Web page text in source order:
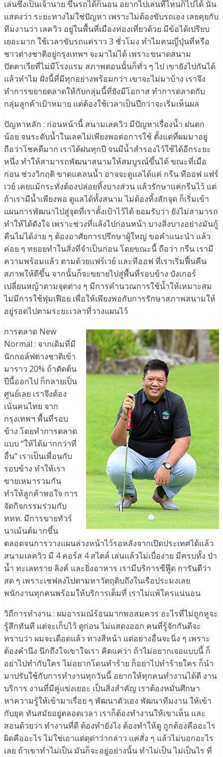
เล่นซึ่งเป็นเจ้านาย ขึ้นรถได้ก็นอน อยากไปเล่นที่ไหนก็ไปได้ นั่น
แสดงว่า ระยะทางไม่ใช่ปัญหา เพราะไม่ต้องขับรถเอง เลยคุยกับ
ทีมงานว่า เลควิว อยู่ในพื้นที่เมืองท่องเที่ยวด้วย มีข้อได้เปรียบ
เยอะมาก ใช้เวลาขับรถแค่ราว 3 ชั่วโมง ทำไมคนญี่ปุ่นที่หรือ
ชาวต่างชาติอยู่กรุงเทพฯ จะมาไม่ได้ เพราะขนาดสนาม
ปัตตาเวียที่ไม่มีโรงแรม สภาพตอนนั้นก็ทั่ว ๆ ไป เขายังไปกันได้
แล้วทำไม ฝั่งนี้ที่มีทุกอย่างพร้อมกว่า เขาจะไม่มาบ้าง เราจึง
ทำการขยายตลาดให้กับกลุ่มนี้ที่ยังมีโอกาส ทำการตลาดกับ
กลุ่มลูกค้าเป้าหมาย แต่ต้องใช้เวลาเป็นปีกว่าจะเริ่มเห็นผล
ปัญหาหลัก : ก่อนหน้านี้ สนามเลควิว มีปัญหาเรื่องน้ำ ฝนตก
น้อย จนระดับน้ำในเลคไม่เพียงพอต่อการใช้ ตั้งแต่ที่ผมมาอยู่
ถือว่าโชคดีมาก เราได้ฝนทุกปี จนมีน้ำสำรองไว้ใช้ได้อีกระยะ
หนึ่ง ทำให้สามารถพัฒนาสนามให้สมบูรณ์ขึ้นได้ ขณะที่เมื่อ
ก่อน ช่วงวิกฤติ ขาดแคลนน้ำ อาจจะดูแลได้แค่ กรีน ทีออฟ แฟร์
เวย์ เคยแม้กระทั่งต้องปล่อยทิ้งบางส่วน แล้วรักษาแค่กรีนไว้ แต่
ถ้าเรามีน้ำเพียงพอ ดูแลได้ทั้งสนาม ไม่ต้องทิ้งสักจุด ก็เริ่มเข้า
แผนการพัฒนาไปสู่จุดที่เราตั้งเป้าไว้ได้ ยอมรับว่า ยังไม่สามารถ
ทำให้ได้ดังใจ เพราะช่วงที่แล้งไปก่อนหน้า บางสิ่งบางอย่างมันกู้
คืนไม่ได้ง่าย ๆ ต้องอาศัยการปรึกษาผู้ใหญ่ ขอคำแนะนำ แล้ว
ค่อย ๆ ทยอยทำในสิ่งที่จำเป็นก่อน โดยขณะนี้ ถือว่า กรีน เรามี
ความพร้อมแล้ว ตามด้วยแฟร์เวย์ และทีออฟ ที่เราเริ่มฟื้นคืน
สภาพให้ดีขึ้น จากนั้นก็จะขยายไปสู่พื้นที่รอบข้าง บังเกอร์
เปลี่ยนหญ้าตามจุดต่าง ๆ มีการคำนวณการใช้น้ำให้เหมาะสม
ไม่มีการใช้ฟุ่มเฟือย เพื่อให้เพียงพอกับการรักษาสภาพสนามให้
อยู่รอดไปตามระยะเวลาที่วางแผนไว้
การตลาด New
Normal : จากเดิมที่มี
นักกอล์ฟต่างชาติเข้า
มาราว 20% ถ้าตัดต้น
ปีนี้ออกไป ก็กลายเป็น
ศูนย์เลย เราจึงต้อง
เน้นคนไทย จาก
กรุงเทพฯ พื้นที่รอบ
ข้าง โดยทำการตลาด
แบบ “ให้ได้มากกว่าที่
อื่น” เราเป็นเพื่อนกับ
รอบข้าง ทำให้เรา
ขายเหมารวมกัน
ทำให้ลูกค้าพอใจ การ
จัดกิจกรรมร่วมกับ
ททท. มีการขายทัวร์
นาเม้นต์มากขึ้น
ตลอดจนการวางแผนล่วงหน้าไว้รอหลังจากเปิดประเทศได้แล้ว
สนามเลควิว มี 4 คอร์ส 4 สไตล์ เล่นแล้วไม่เบื่อง่าย มีครบทั้ง ป่า
น้ำ ทะเลทราย ลิงค์ และยิ่งอาหาร เรามีบริการซีฟู๊ด การันตีว่า
สด ๆ เพราะเชฟลงไปตามหาวัตถุดิบถึงในเรือประมงเลย
พนักงานทุกคนพร้อมให้บริการเต็มที่ เราไม่แพ้ใครแน่นอน
วิถีการทำงาน : ผมอารมณ์ร้อนมากพอสมควร อะไรที่ไม่ถูกหูจะ
รู้สึกทันที แต่จะเก็บไว้ ดูก่อน ไม่แสดงออก คนที่รู้จักกันดีจะ
ทราบว่า ผมจะเดือดแล้ว ทางสีหน้า แต่อย่างอื่นจะนิ่ง ๆ เพราะ
ต้องคำนึง นึกถึงใจเขาใจเรา คิดแค่ว่า ถ้าไม่อยากเจอแบบนี้ ก็
อย่าไปทำกับใคร ไม่อยากโดนทำร้าย ก็อย่าไปทำร้ายใคร ก็นำ
มาปรับใช้กับการทำงานทุกวันนี้ อยากให้ทุกคนทำงานได้ดี งาน
บริการ งานที่มีคู่แข่งเยอะ เป็นสิ่งสำคัญ เราต้องหมั่นศึกษา
หาความรู้ให้เข้ามาเรื่อย ๆ พัฒนาตัวเอง พัฒนาทีมงาน ให้เข้า
กับยุค ทันสมัยอยู่ตลอดเวลา เราก็ต้องทำงานให้เขาเห็น และ
สอนด้วยว่า ทำงานที่ดี ต้องทำยังไง ต้องทำให้ดู ถูกต้องคืออะไร
ผิดคืออะไร ไม่ใช่เอาแต่ดุด่าว่ากล่าว แค่สั่ง ๆ แล้วไม่บอกอะไร
เลย ถ้าเขาทำไม่เป็น มันก็จะอยู่อย่างนั้น ทำไม่เป็น ไม่เป็นไร ที่